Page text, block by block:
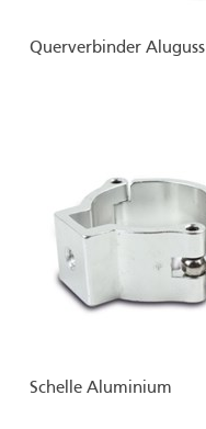
Querverbinder Aluguss
Schelle Aluminium